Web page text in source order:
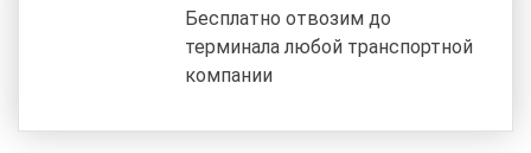
Бесплатно отвозим до
терминала любой транспортной
компании